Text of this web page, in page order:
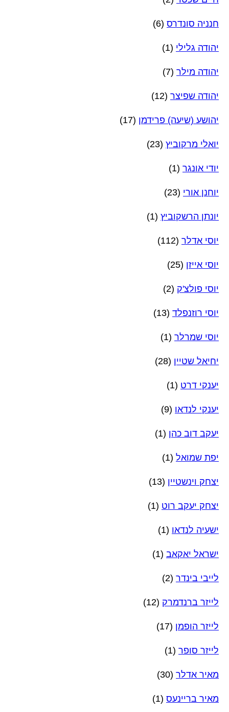
חנניה סונדרס (6)
יהודה גלילי (1)
יהודה מילר (7)
יהודה שפיצר (12)
יהושע (שיעה) פרידמן (17)
יואלי מרקוביץ (23)
יודי אונגר (1)
יוחנן אורי (23)
יונתן הרשקוביץ (1)
יוסי אדלר (112)
יוסי אייזן (25)
יוסי פולצ'ק (2)
יוסי רוזנפלד (13)
יוסי שמרלר (1)
יחיאל שטיין (28)
יענקי דרט (1)
יענקי לנדאו (9)
יעקב דוב כהן (1)
יפת שמואל (1)
יצחק וינשטיין (13)
יצחק יעקב רוט (1)
ישעיה לנדאו (1)
ישראל יאקאב (1)
לייבי בינדר (2)
לייזר ברנדמרק (12)
לייזר הופמן (17)
לייזר סופר (1)
מאיר אדלר (30)
מאיר בריינעס (1)